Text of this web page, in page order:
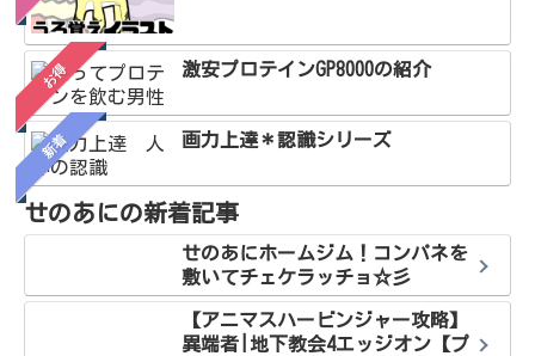
お得 激安プロテインGP8000の紹介
新着 画力上達＊認識シリーズ
せのあにの新着記事
せのあにホームジム！コンパネを
敷いてチェケラッチョ☆彡
【アニマスハービンジャー攻略】
異端者|地下教会4エッジオン【プ